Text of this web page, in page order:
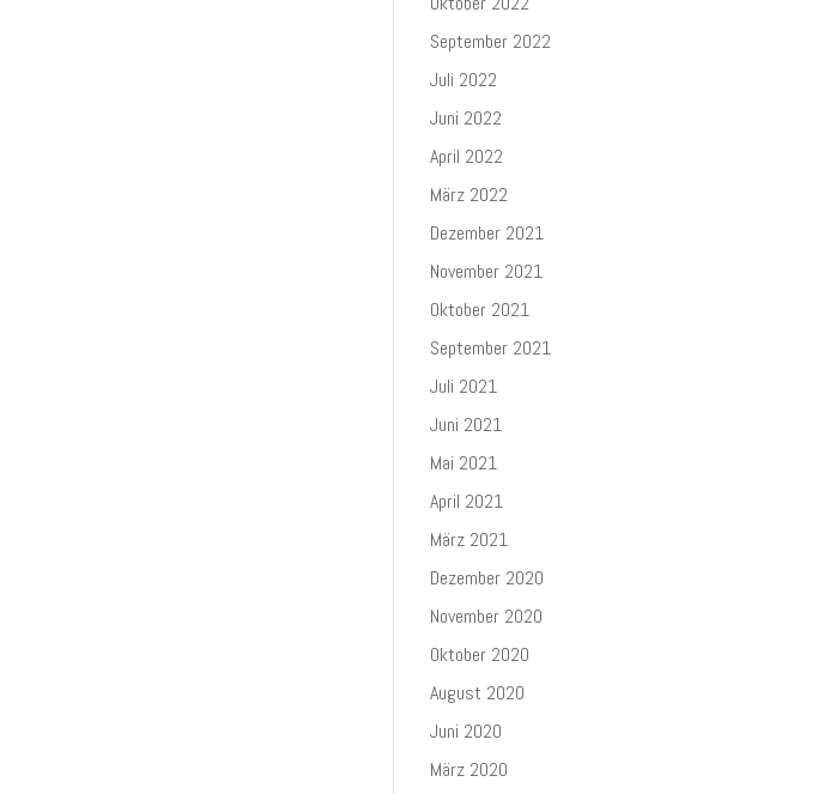
September 2022
Juli 2022
Juni 2022
April 2022
März 2022
Dezember 2021
November 2021
Oktober 2021
September 2021
Juli 2021
Juni 2021
Mai 2021
April 2021
März 2021
Dezember 2020
November 2020
Oktober 2020
August 2020
Juni 2020
März 2020